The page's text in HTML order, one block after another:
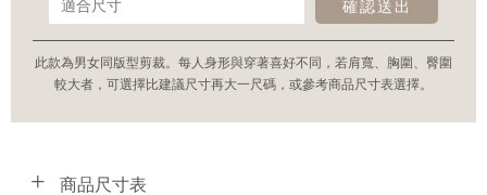
確認送出
此款為男女同版型剪裁。每人身形與穿著喜好不同，若肩寬、胸圍、臀圍
較大者，可選擇比建議尺寸再大一尺碼，或參考商品尺寸表選擇。
商品尺寸表